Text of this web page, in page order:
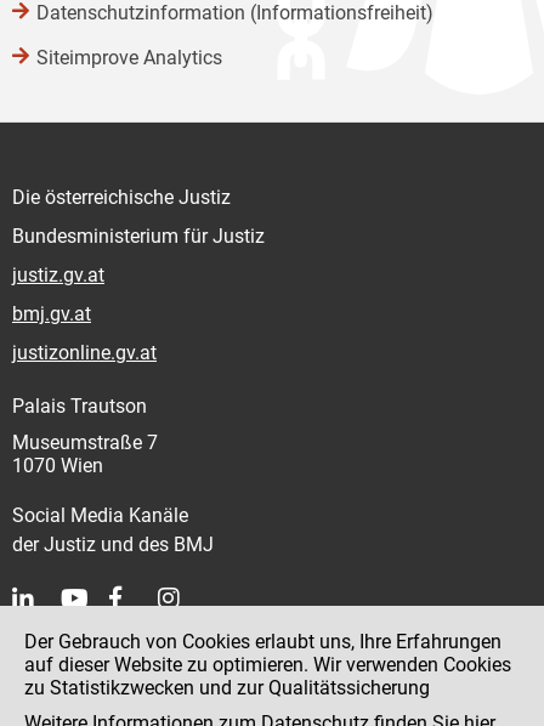
Datenschutzinformation (Informationsfreiheit)
Siteimprove Analytics
Die österreichische Justiz
Bundesministerium für Justiz
justiz.gv.at
bmj.gv.at
justizonline.gv.at
Palais Trautson
Museumstraße 7
1070 Wien
Social Media Kanäle
der Justiz und des BMJ
Kontakt
Impressum
Der Gebrauch von Cookies erlaubt uns, Ihre Erfahrungen
auf dieser Website zu optimieren. Wir verwenden Cookies
zu Statistikzwecken und zur Qualitätssicherung